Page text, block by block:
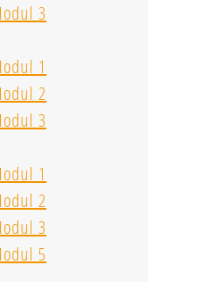
3
1
2
3
1
2
3
5